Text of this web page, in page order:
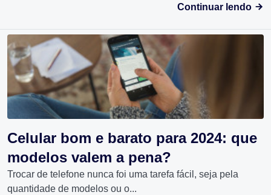
Continuar lendo
Celular bom e barato para 2024: que
modelos valem a pena?
Trocar de telefone nunca foi uma tarefa fácil, seja pela
quantidade de modelos ou o...